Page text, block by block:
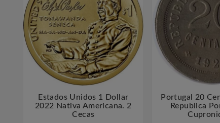
 
Estados Unidos 1 Dollar
2022 Nativa Americana. 2
Cecas

Portugal 20
Republica